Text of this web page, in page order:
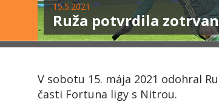
15.5.2021
Ruža potvrdila
V sobotu 15. mája 2021 odohral
časti Fortuna ligy s Nitrou.